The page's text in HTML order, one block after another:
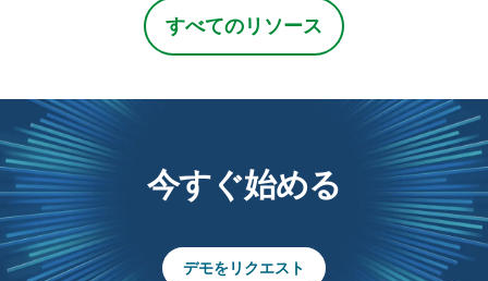
すべてのリソース
今すぐ始める
デモをリクエスト